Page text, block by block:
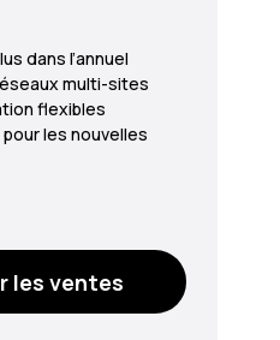
les ventes
dans l’annuel
multi-sites
flexibles
les nouvelles